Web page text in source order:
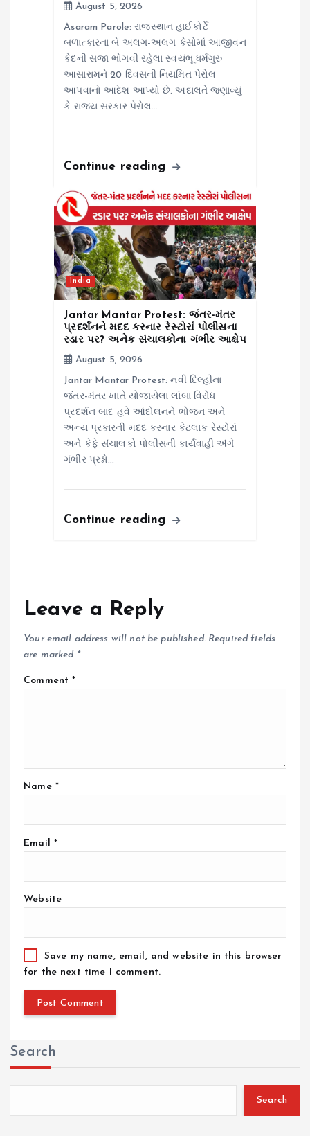
August 5, 2026
Asaram Parole: રાજસ્થાન હાઈકોર્ટે
બળાત્કારના બે અલગ-અલગ કેસોમાં આજીવન
કેદની સજા ભોગવી રહેલા સ્વયંભૂ ધર્મગુરુ
આસારામને 20 દિવસની નિયમિત પેરોલ
આપવાનો આદેશ આપ્યો છે. અદાલતે જણાવ્યું
કે રાજ્ય સરકાર પેરોલ…
Continue reading
India
Jantar Mantar Protest: જંતર-મંતર
પ્રદર્શનને મદદ કરનાર રેસ્ટોરાં પોલીસના
રડાર પર? અનેક સંચાલકોના ગંભીર આક્ષેપ
August 5, 2026
Jantar Mantar Protest: નવી દિલ્હીના
જંતર-મંતર ખાતે યોજાયેલા લાંબા વિરોધ
પ્રદર્શન બાદ હવે આંદોલનને ભોજન અને
અન્ય પ્રકારની મદદ કરનાર કેટલાક રેસ્ટોરાં
અને કેફે સંચાલકો પોલીસની કાર્યવાહી અંગે
ગંભીર પ્રશ્નો…
Continue reading
Leave a Reply
Your email address will not be published. Required fields
are marked *
Comment*
Name *
Email *
Website
Save my name, email, and website in this browser
for the next time I comment.
Search
Search